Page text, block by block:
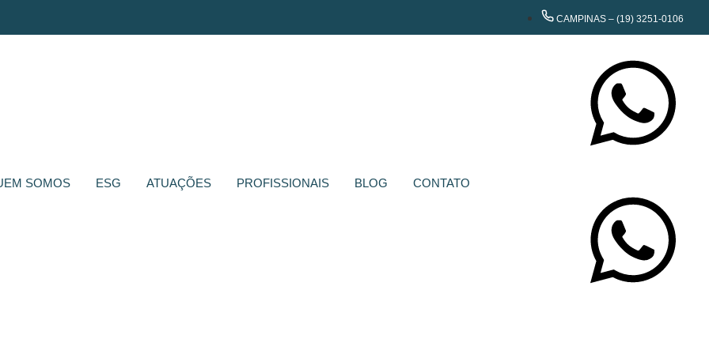
CAMPINAS – (19) 3251-0106
SOMOS ESG ATUAÇÕES PROFISSIONAIS BLOG CONTATO